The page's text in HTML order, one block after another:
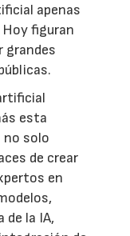
apenas
figuran
grandes
esta
no solo
de crear
en
la IA,